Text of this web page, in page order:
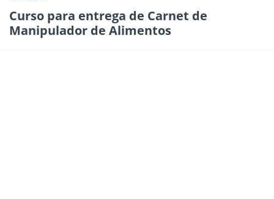
Curso para entrega de Carnet de
Manipulador de Alimentos